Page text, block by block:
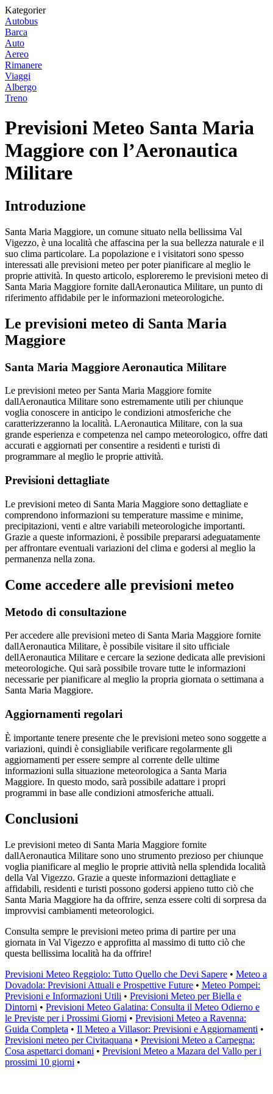
Kategorier
Autobus
Barca
Auto
Aereo
Rimanere
Viaggi
Albergo
Treno
Previsioni Meteo Santa Maria
Maggiore con l’Aeronautica
Militare
Introduzione
Santa Maria Maggiore, un comune situato nella bellissima Val
Vigezzo, è una località che affascina per la sua bellezza naturale e il
suo clima particolare. La popolazione e i visitatori sono spesso
interessati alle previsioni meteo per poter pianificare al meglio le
proprie attività. In questo articolo, esploreremo le previsioni meteo di
Santa Maria Maggiore fornite dallAeronautica Militare, un punto di
riferimento affidabile per le informazioni meteorologiche.
Le previsioni meteo di Santa Maria
Maggiore
Santa Maria Maggiore Aeronautica Militare
Le previsioni meteo per Santa Maria Maggiore fornite
dallAeronautica Militare sono estremamente utili per chiunque
voglia conoscere in anticipo le condizioni atmosferiche che
caratterizzeranno la località. LAeronautica Militare, con la sua
grande esperienza e competenza nel campo meteorologico, offre dati
accurati e aggiornati per consentire a residenti e turisti di
programmare al meglio le proprie attività.
Previsioni dettagliate
Le previsioni meteo di Santa Maria Maggiore sono dettagliate e
comprendono informazioni su temperature massime e minime,
precipitazioni, venti e altre variabili meteorologiche importanti.
Grazie a queste informazioni, è possibile prepararsi adeguatamente
per affrontare eventuali variazioni del clima e godersi al meglio la
permanenza nella zona.
Come accedere alle previsioni meteo
Metodo di consultazione
Per accedere alle previsioni meteo di Santa Maria Maggiore fornite
dallAeronautica Militare, è possibile visitare il sito ufficiale
dellAeronautica Militare e cercare la sezione dedicata alle previsioni
meteorologiche. Qui sarà possibile trovare tutte le informazioni
necessarie per pianificare al meglio la propria giornata o settimana a
Santa Maria Maggiore.
Aggiornamenti regolari
È importante tenere presente che le previsioni meteo sono soggette a
variazioni, quindi è consigliabile verificare regolarmente gli
aggiornamenti per essere sempre al corrente delle ultime
informazioni sulla situazione meteorologica a Santa Maria
Maggiore. In questo modo, sarà possibile adattare i propri
programmi in base alle condizioni atmosferiche attuali.
Conclusioni
Le previsioni meteo di Santa Maria Maggiore fornite
dallAeronautica Militare sono uno strumento prezioso per chiunque
voglia pianificare al meglio le proprie attività nella splendida località
della Val Vigezzo. Grazie a queste informazioni dettagliate e
affidabili, residenti e turisti possono godersi appieno tutto ciò che
Santa Maria Maggiore ha da offrire, senza essere colti di sorpresa da
improvvisi cambiamenti meteorologici.
Consulta sempre le previsioni meteo prima di partire per una
giornata in Val Vigezzo e approfitta al massimo di tutto ciò che
questa bellissima località ha da offrire!
Previsioni Meteo Reggiolo: Tutto Quello che Devi Sapere • Meteo a
Dovadola: Previsioni Attuali e Prospettive Future • Meteo Pompei:
Previsioni e Informazioni Utili • Previsioni Meteo per Biella e
Dintorni • Previsioni Meteo Galatina: Consulta il Meteo Odierno e
le Previste per i Prossimi Giorni • Previsioni Meteo a Ravenna:
Guida Completa • Il Meteo a Villasor: Previsioni e Aggiornamenti •
Previsioni meteo per Civitaquana • Previsioni Meteo a Carpegna:
Cosa aspettarci domani • Previsioni Meteo a Mazara del Vallo per i
prossimi 10 giorni •